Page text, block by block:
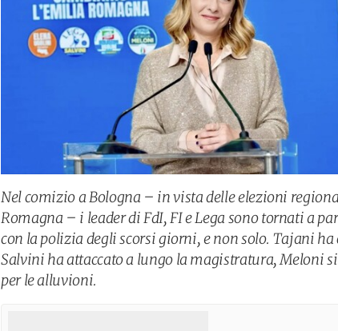
Nel comizio a Bologna – in vista delle elezioni
Romagna – i leader di FdI, FI e Lega sono tornati a
con la polizia degli scorsi giorni, e non solo. Tajani
Salvini ha attaccato a lungo la magistratura, Meloni
per le alluvioni.